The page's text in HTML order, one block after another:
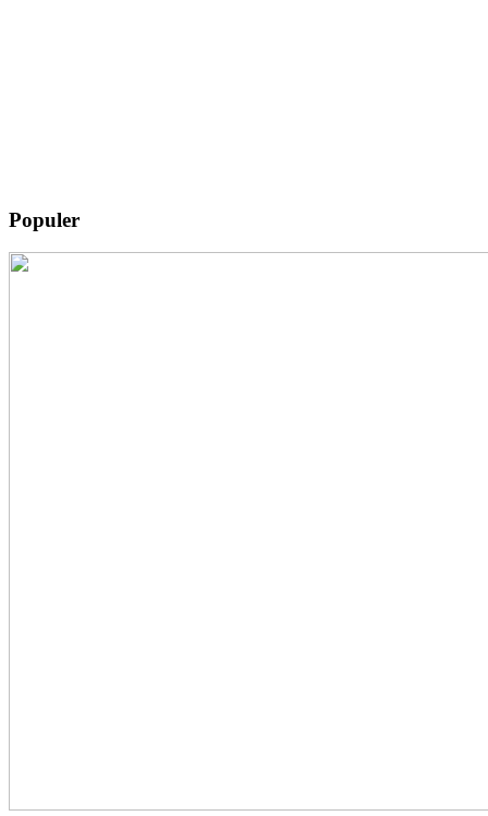
Populer